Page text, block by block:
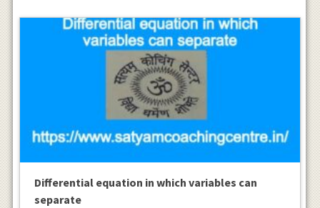
Differential equation in which variables can
separate